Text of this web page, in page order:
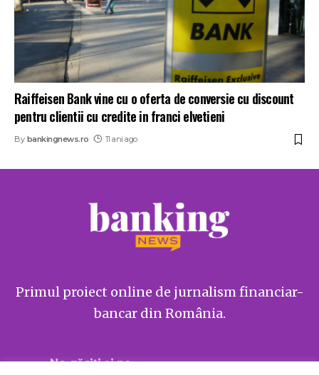
Raiffeisen Bank vine cu o oferta de conversie cu discount
pentru clientii cu credite in franci elvetieni
By bankingnews.ro 11 ani ago
Primul proiect online de jurnalism financiar-
bancar din România.
Ne găsiți și pe